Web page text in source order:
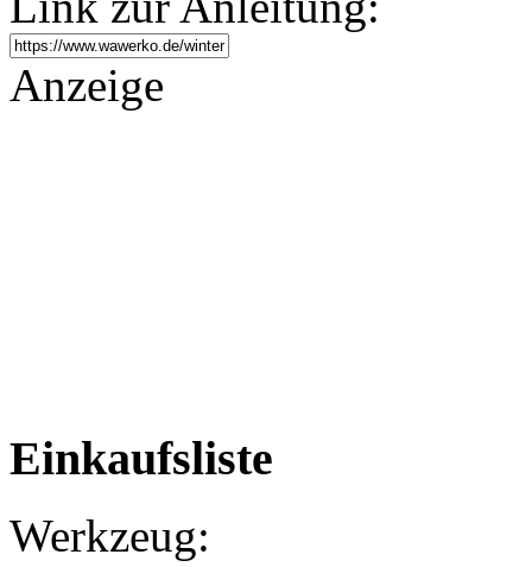
Anzeige
Einkaufsliste
Werkzeug: